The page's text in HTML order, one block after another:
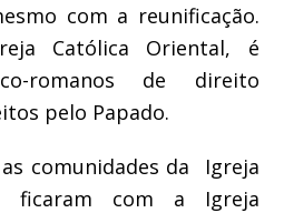
com a reunificação.
Católica Oriental, é
romanos de direito
pelo Papado.
comunidades da Igreja
ficaram com a Igreja